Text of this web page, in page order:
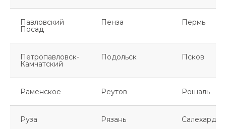
Павловский
Посад
Пенза Пермь
Петропавловск-
Камчатский
Подольск Псков
Раменское Реутов Рошаль
Руза Рязань Салехард